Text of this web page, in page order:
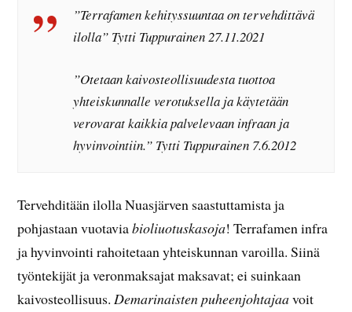
”Terrafamen kehityssuuntaa on tervehdittävä
ilolla” Tytti Tuppurainen 27.11.2021
”Otetaan kaivosteollisuudesta tuottoa
yhteiskunnalle verotuksella ja käytetään
verovarat kaikkia palvelevaan infraan ja
hyvinvointiin.” Tytti Tuppurainen 7.6.2012
Tervehditään ilolla Nuasjärven saastuttamista ja
pohjastaan vuotaviabioliuotuskasoja! Terrafamen infra
ja hyvinvointi rahoitetaan yhteiskunnan varoilla. Siinä
työntekijät ja veronmaksajat maksavat; ei suinkaan
kaivosteollisuus.Demarinaisten puheenjohtajaavoit